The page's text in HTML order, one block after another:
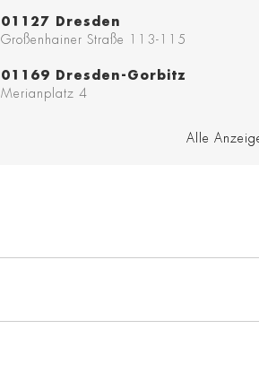
01127 Dresden
Großenhainer Straße 113-115
01169 Dresden-Gorbitz
Merianplatz 4
Alle